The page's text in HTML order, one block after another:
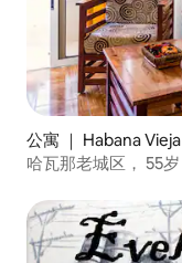
公寓 ｜ Habana Vieja
哈瓦那老城区， 55岁